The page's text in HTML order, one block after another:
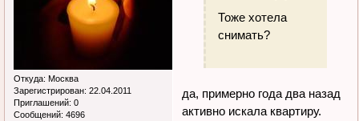
Откуда: Москва
Зарегистрирован: 22.04.2011
Приглашений: 0
Сообщений: 4696
Тоже хотела
снимать?
да, примерно года два назад
активно искала квартиру.